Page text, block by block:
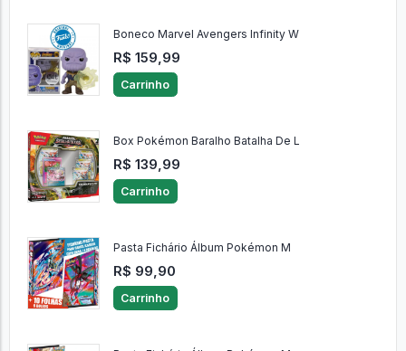
Boneco Marvel Avengers Infinity W
R$ 159,99
Carrinho
Box Pokémon Baralho Batalha De L
R$ 139,99
Carrinho
Pasta Fichário Álbum Pokémon M
R$ 99,90
Carrinho